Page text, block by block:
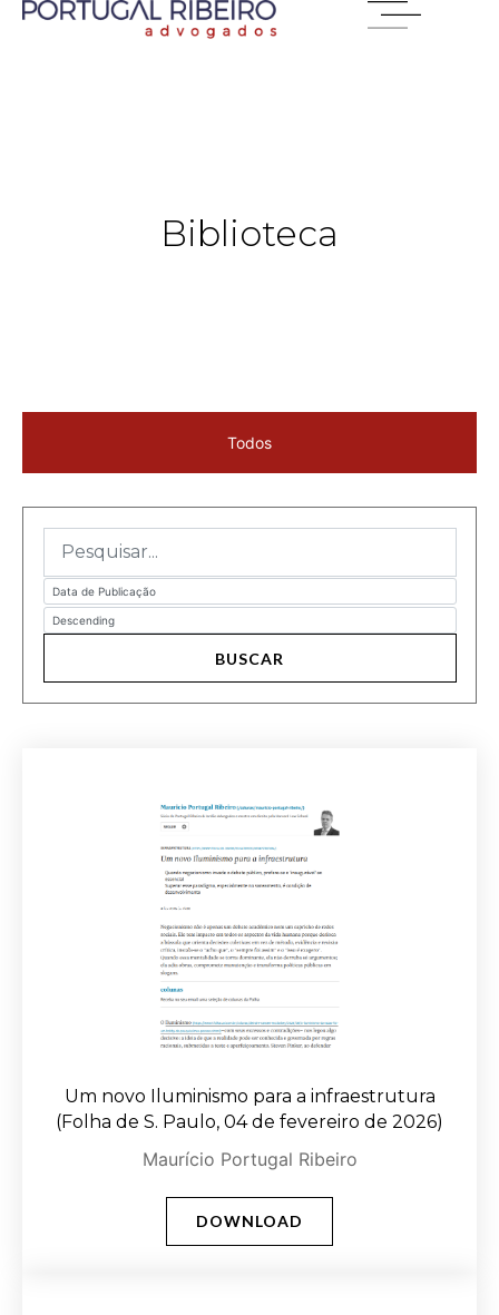
Biblioteca
Todos
BUSCAR
Um novo Iluminismo para a infraestrutura
(Folha de S. Paulo, 04 de fevereiro de 2026)
Maurício Portugal Ribeiro
DOWNLOAD